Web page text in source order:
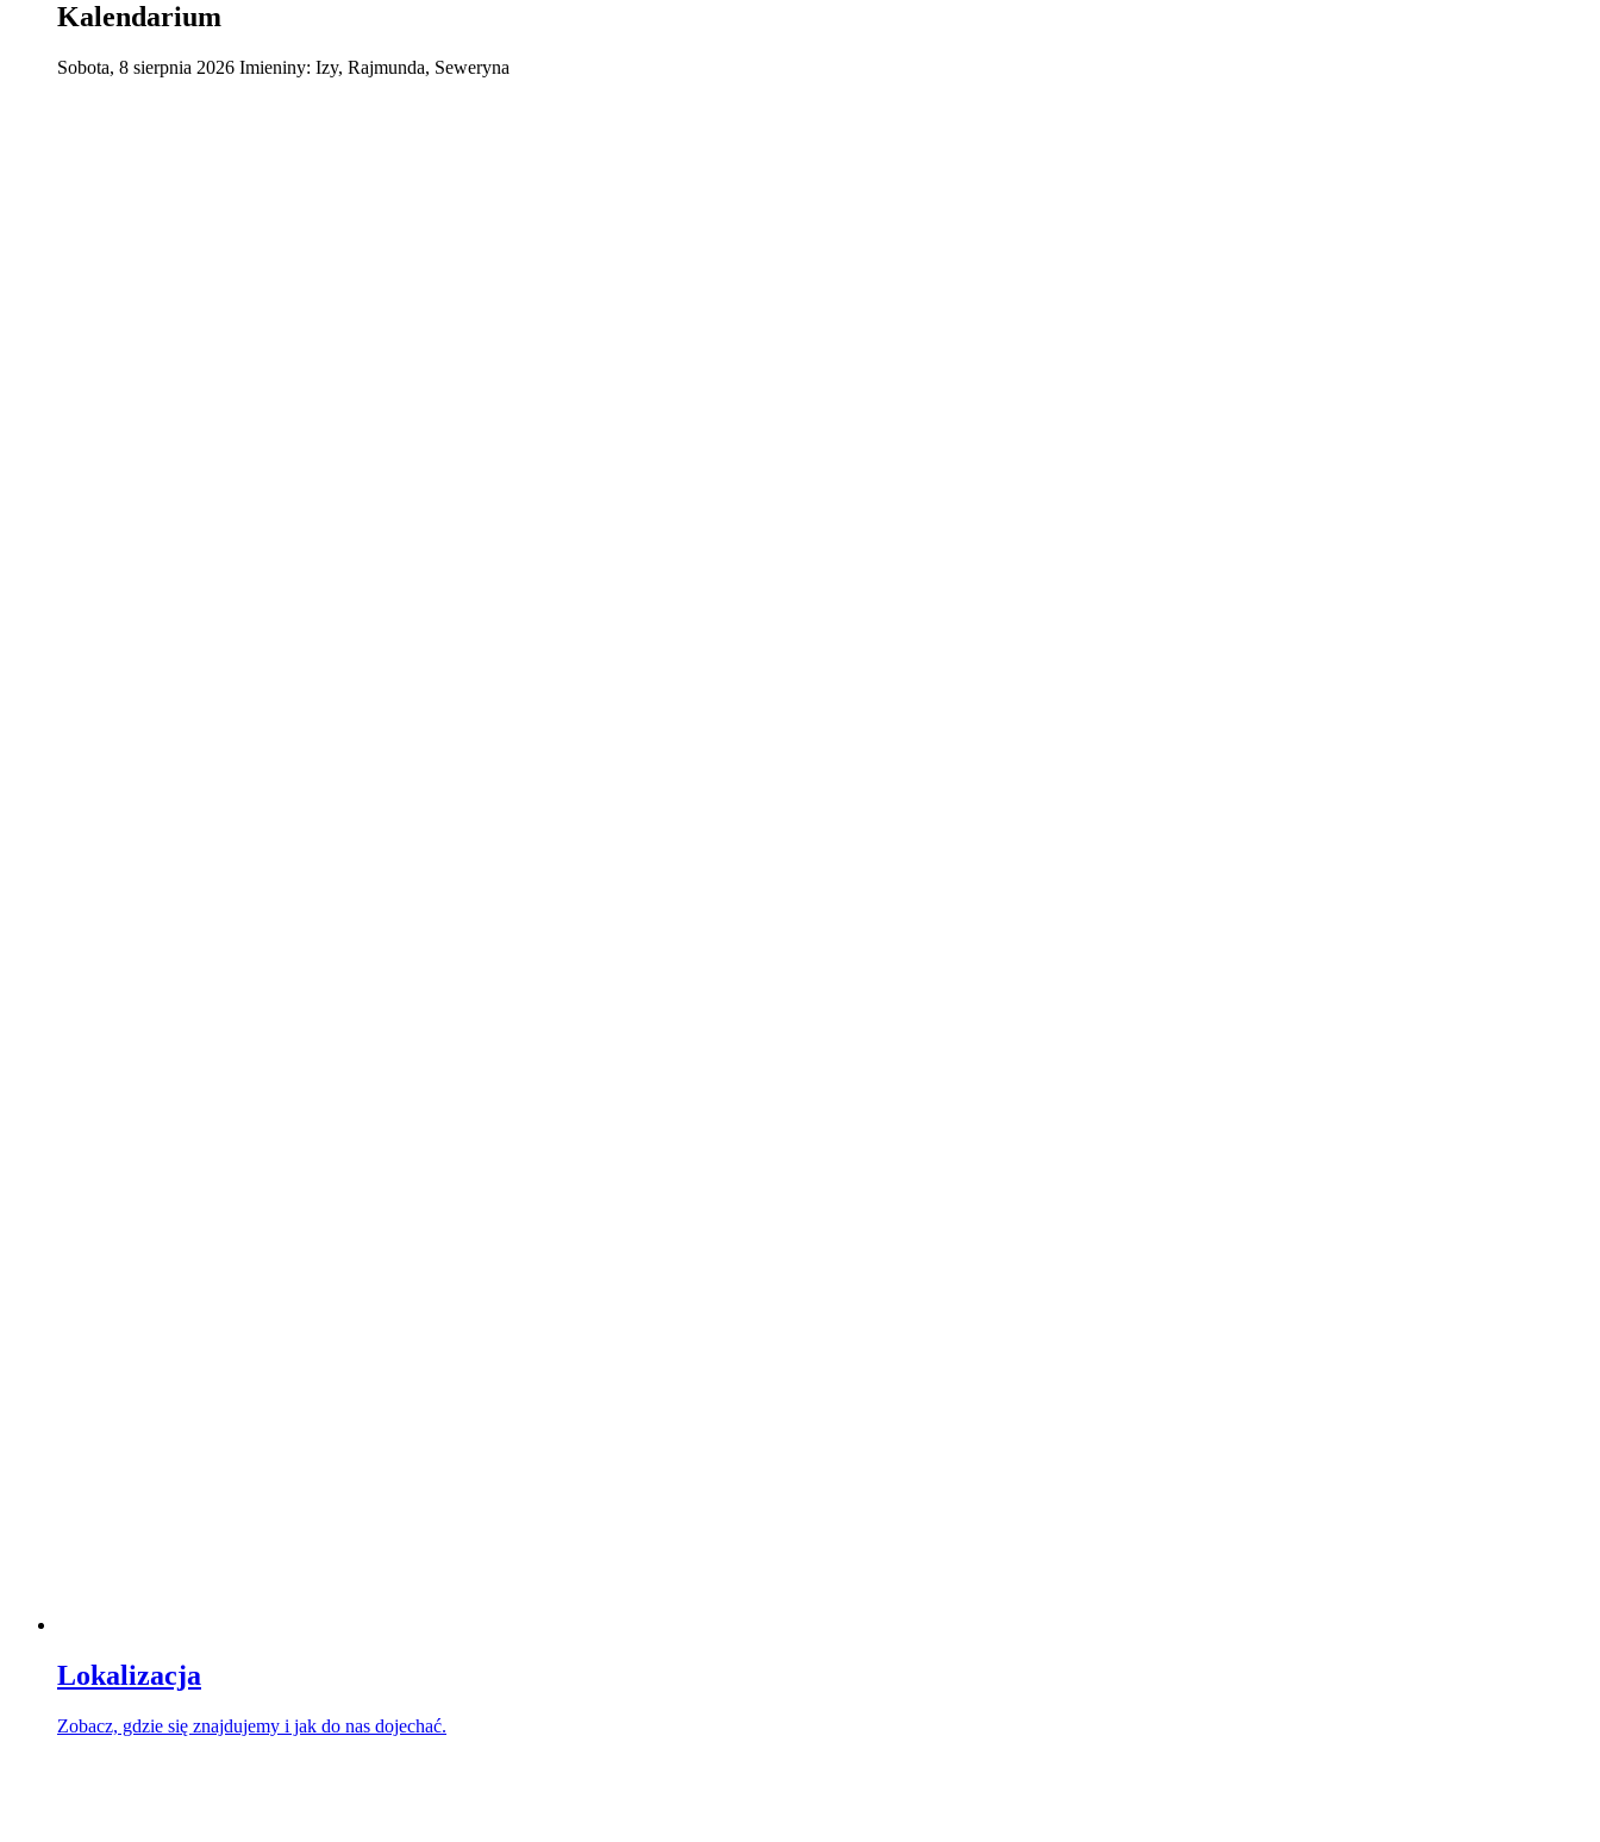
Kalendarium
Sobota, 8 sierpnia 2026 Imieniny: Izy, Rajmunda, Seweryna
Lokalizacja
Zobacz, gdzie się znajdujemy i jak do nas dojechać.